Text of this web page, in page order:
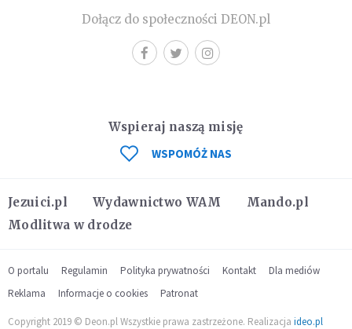
Dołącz do społeczności DEON.pl
Jezuici.pl Wydawnictwo WAM
Mando.pl
Modlitwa w drodze
Wspieraj naszą misję
WSPOMÓŻ NAS
O portalu Regulamin Polityka prywatności Kontakt
Dla mediów
Reklama
Informacje o cookies Patronat
Copyright 2019 © Deon.pl Wszystkie prawa zastrzeżone. Realizacja ideo.pl